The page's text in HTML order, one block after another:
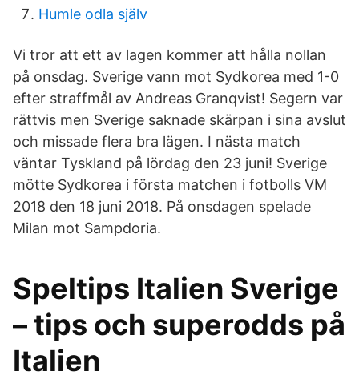
Humle odla själv
Vi tror att ett av lagen kommer att hålla nollan
på onsdag. Sverige vann mot Sydkorea med 1-0
efter straffmål av Andreas Granqvist! Segern var
rättvis men Sverige saknade skärpan i sina avslut
och missade flera bra lägen. I nästa match
väntar Tyskland på lördag den 23 juni! Sverige
mötte Sydkorea i första matchen i fotbolls VM
2018 den 18 juni 2018. På onsdagen spelade
Milan mot Sampdoria.
Speltips Italien Sverige
– tips och superodds på
Italien